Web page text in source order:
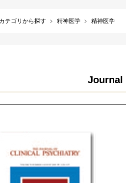
カテゴリから探す 精神医学 精神医学
Journal